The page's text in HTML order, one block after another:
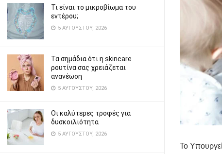
Τι είναι το μικροβίωμα του
εντέρου;
5 ΑΥΓΟΎΣΤΟΥ, 2026
Τα σημάδια ότι η skincare
ρουτίνα σας χρειάζεται
ανανέωση
5 ΑΥΓΟΎΣΤΟΥ, 2026
Οι καλύτερες τροφές για
δυσκοιλιότητα
5 ΑΥΓΟΎΣΤΟΥ, 2026
Το